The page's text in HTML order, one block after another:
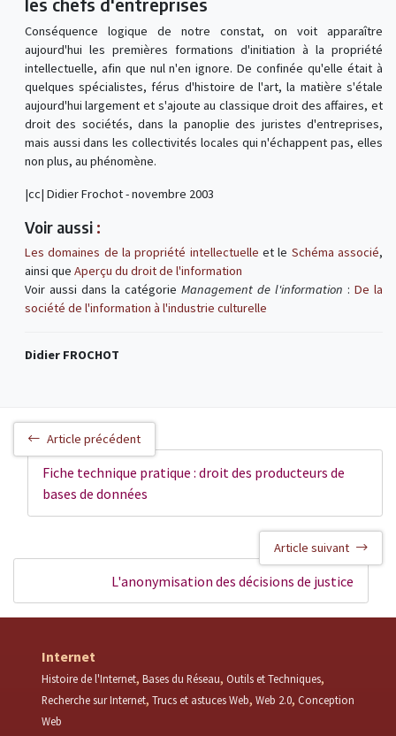
Conséquence logique de notre constat, on voit apparaître
aujourd'hui les premières formations d'initiation à la propriété
intellectuelle, afin que nul n'en ignore. De confinée qu'elle était à
quelques spécialistes, férus d'histoire de l'art, la matière s'étale
aujourd'hui largement et s'ajoute au classique droit des affaires, et
droit des sociétés, dans la panoplie des juristes d'entreprises,
mais aussi dans les collectivités locales qui n'échappent pas, elles
non plus, au phénomène.
|cc| Didier Frochot - novembre 2003
Voir aussi :
Les domaines de la propriété intellectuelle et le Schéma associé,
ainsi que Aperçu du droit de l'information
Voir aussi dans la catégorie Management de l'information : De la
société de l'information à l'industrie culturelle
Didier FROCHOT
Article précédent
Fiche technique pratique : droit des producteurs de
bases de données
Article suivant
L'anonymisation des décisions de justice
Internet
Histoire de l'Internet Bases du Réseau Outils et Techniques
Recherche sur Internet Trucs et astuces Web Web 2.0 Conception
Web